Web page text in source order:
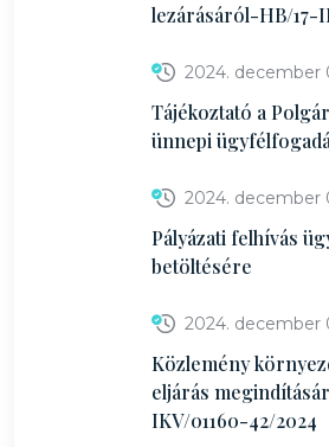
lezárásáról-HB/17-
2024. december
Tájékoztató a
ünnepi
2024. december
Pályázati felhívás
betöltésére
2024. december
Közlemény
eljárás
IKV/01160-42/2024